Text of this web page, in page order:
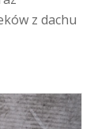
z dachu